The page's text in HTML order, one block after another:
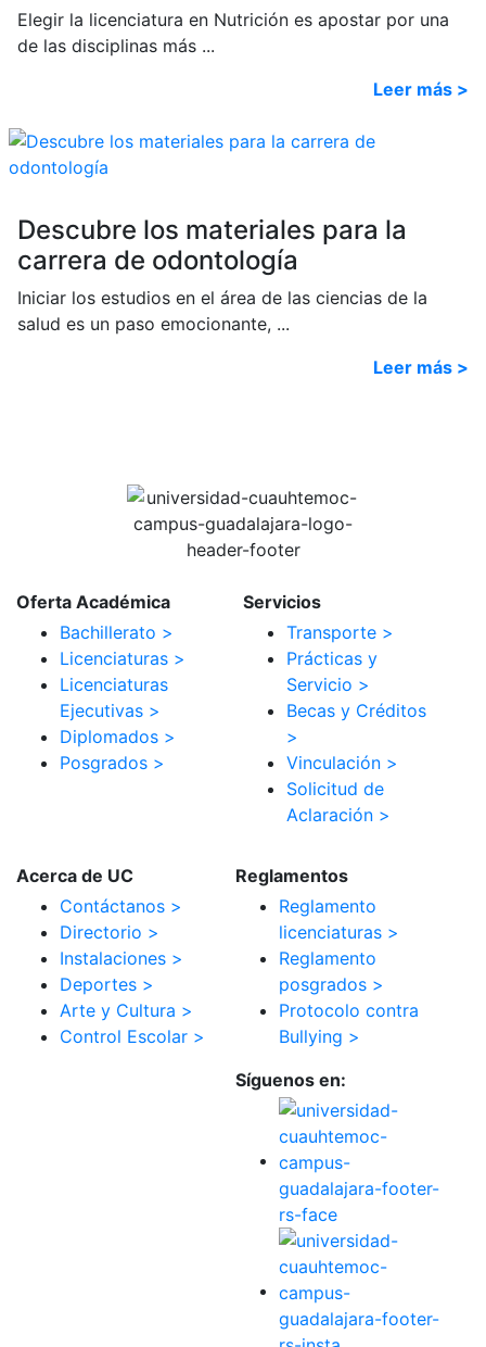
Elegir la licenciatura en Nutrición es apostar por una
de las disciplinas más ...
Leer más >
Descubre los materiales para la
carrera de odontología
Iniciar los estudios en el área de las ciencias de la
salud es un paso emocionante, ...
Leer más >
Oferta Académica
Bachillerato >
Licenciaturas >
Licenciaturas
Ejecutivas >
Diplomados >
Posgrados >
Acerca de UC
Contáctanos >
Directorio >
Instalaciones >
Deportes >
Arte y Cultura >
Control Escolar >
Servicios
Transporte >
Prácticas y
Servicio >
Becas y Créditos
>
Vinculación >
Solicitud de
Aclaración >
Reglamentos
Reglamento
licenciaturas >
Reglamento
posgrados >
Protocolo contra
Bullying >
Síguenos en: